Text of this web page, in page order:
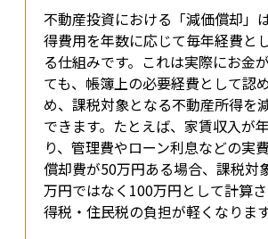
不動産投資における「減価償却」
得費用を年数に応じて毎年経費と
る仕組みです。これは実際にお金
ても、帳簿上の必要経費として認
め、課税対象となる不動産所得を
できます。たとえば、家賃収入が
り、管理費やローン利息などの実
償却費が50万円ある場合、課税対
万円ではなく100万円として計算
得税・住民税の負担が軽くなります